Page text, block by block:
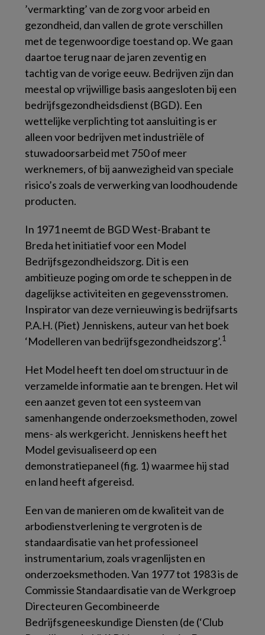
’vermarkting’ van de zorg voor arbeid en
gezondheid, dan vallen de grote verschillen
met de tegenwoordige toestand op. We gaan
daartoe terug naar de jaren zeventig en
tachtig van de vorige eeuw. Bedrijven zijn dan
meestal op vrijwillige basis aangesloten bij een
bedrijfsgezondheidsdienst (BGD). Een
wettelijke verplichting tot aansluiting is er
alleen voor bedrijven met industriële of
stuwadoorsarbeid met 750 of meer
werknemers, of bij aanwezigheid van speciale
risico’s zoals de verwerking van loodhoudende
producten.
In 1971 neemt de BGD West-Brabant te
Breda het initiatief voor een Model
Bedrijfsgezondheidszorg. Dit is een
ambitieuze poging om orde te scheppen in de
dagelijkse activiteiten en gegevensstromen.
Inspirator van deze vernieuwing is bedrijfsarts
P.A.H. (Piet) Jenniskens, auteur van het boek
‘Modelleren van bedrijfsgezondheidszorg’.1
Het Model heeft ten doel om structuur in de
verzamelde informatie aan te brengen. Het wil
een aanzet geven tot een systeem van
samenhangende onderzoeksmethoden, zowel
mens- als werkgericht. Jenniskens heeft het
Model gevisualiseerd op een
demonstratiepaneel (fig. 1) waarmee hij stad
en land heeft afgereisd.
Een van de manieren om de kwaliteit van de
arbodienstverlening te vergroten is de
standaardisatie van het professioneel
instrumentarium, zoals vragenlijsten en
onderzoeksmethoden. Van 1977 tot 1983 is de
Commissie Standaardisatie van de Werkgroep
Directeuren Gecombineerde
Bedrijfsgeneeskundige Diensten (de (‘Club